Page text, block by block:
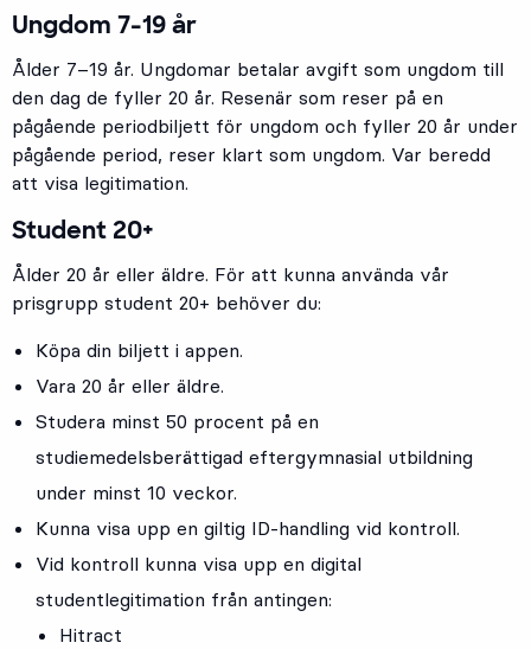
Ungdom 7-19 år
Ålder 7–19 år. Ungdomar betalar avgift som ungdom till
den dag de fyller 20 år. Resenär som reser på en
pågående periodbiljett för ungdom och fyller 20 år under
pågående period, reser klart som ungdom. Var beredd
att visa legitimation.
Student 20+
Ålder 20 år eller äldre. För att kunna använda vår
prisgrupp student 20+ behöver du:
Köpa din biljett i appen.
Vara 20 år eller äldre.
Studera minst 50 procent på en
studiemedelsberättigad eftergymnasial utbildning
under minst 10 veckor.
Kunna visa upp en giltig ID-handling vid kontroll.
Vid kontroll kunna visa upp en digital
studentlegitimation från antingen:
Hitract